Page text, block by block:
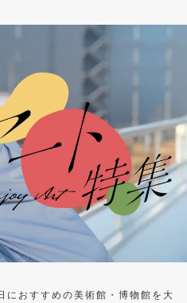
におすすめの美術館・博物館を大